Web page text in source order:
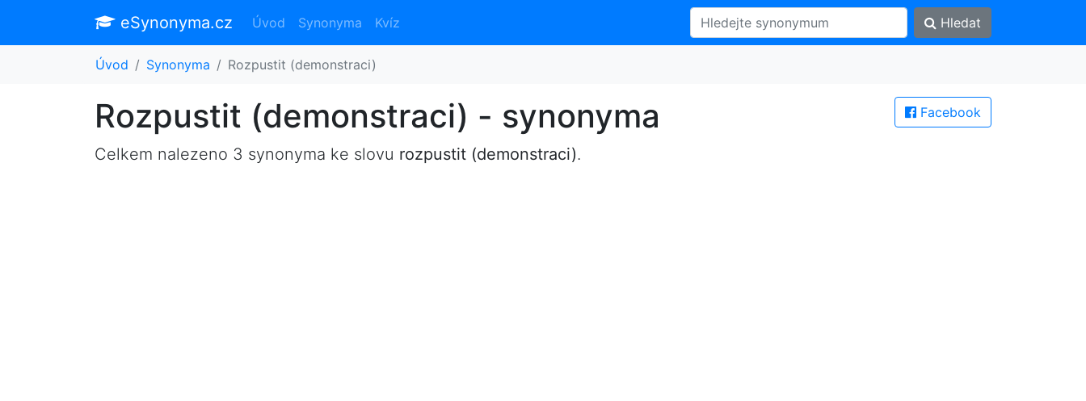
eSynonyma.cz Úvod Synonyma Kvíz Hledat
Úvod Synonyma Rozpustit (demonstraci)
Facebook
Rozpustit (demonstraci) - synonyma
Celkem nalezeno 3 synonyma ke slovu rozpustit (demonstraci).